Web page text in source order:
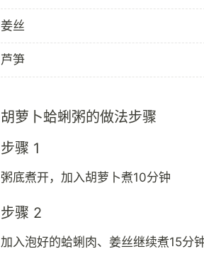
姜丝
芦笋
胡萝卜蛤蜊粥的做法步骤
步骤 1
粥底煮开，加入胡萝卜煮10分钟
步骤 2
加入泡好的蛤蜊肉、姜丝继续煮15分